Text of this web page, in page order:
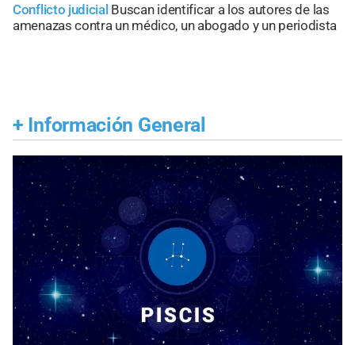
Conflicto judicial Buscan identificar a los autores de las
amenazas contra un médico, un abogado y un periodista
+ Información General